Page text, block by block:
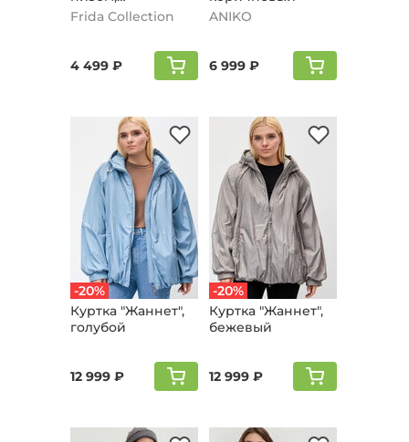
шоколадный
Frida Collection
4 499 ₽
ANIKO
6 999 ₽
-20%
Куртка "Жаннет",
голубой
12 999 ₽
-20%
Куртка "Жаннет",
бежевый
12 999 ₽